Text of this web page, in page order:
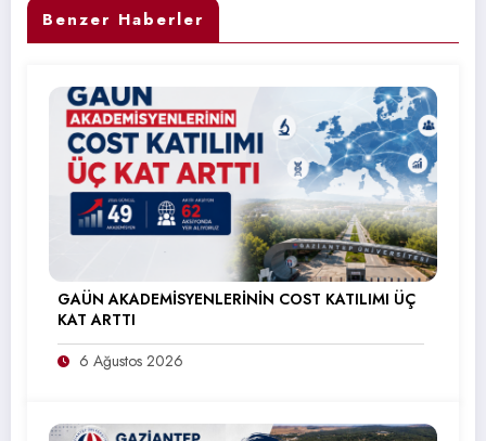
Benzer Haberler
GAÜN AKADEMİSYENLERİNİN COST KATILIMI ÜÇ
KAT ARTTI
6 Ağustos 2026